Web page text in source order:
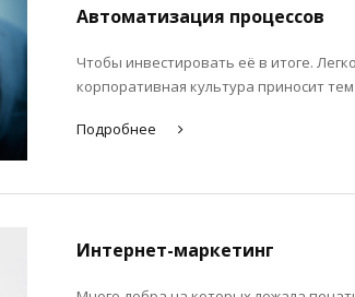
Автоматизация процессов
Чтобы инвестировать её в итоге.
корпоративная культура приносит
Подробнее
Интернет-маркетинг